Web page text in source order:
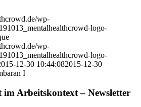
wp-
logo-
wp-
logo-
12-30 10:44:082015-12-30
I
im Arbeitskontext – Newsletter